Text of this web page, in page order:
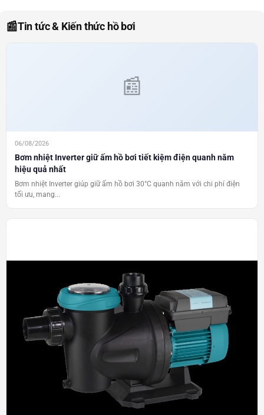
📰Tin tức & Kiến thức hồ bơi
06/08/2026
Bơm nhiệt Inverter giữ ấm hồ bơi tiết kiệm điện quanh năm
hiệu quả nhất
Bơm nhiệt Inverter giúp giữ ấm hồ bơi 30°C quanh năm với chi phí điện
tối ưu, mang...